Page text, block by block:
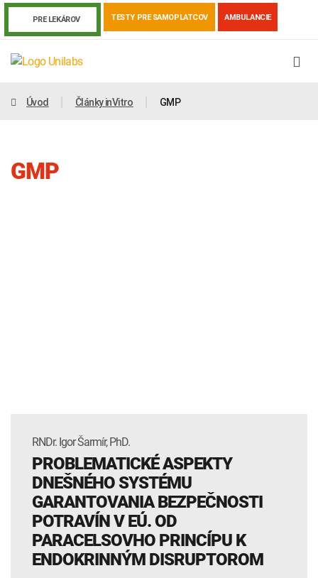
PRE LEKÁROV TESTY PRE SAMOPLATCOV AMBULANCIE
Úvod Články inVitro GMP
GMP
RNDr. Igor Šarmír, PhD.
PROBLEMATICKÉ ASPEKTY
DNEŠNÉHO SYSTÉMU
GARANTOVANIA BEZPEČNOSTI
POTRAVÍN V EÚ. OD
PARACELSOVHO PRINCÍPU K
ENDOKRINNÝM DISRUPTOROM